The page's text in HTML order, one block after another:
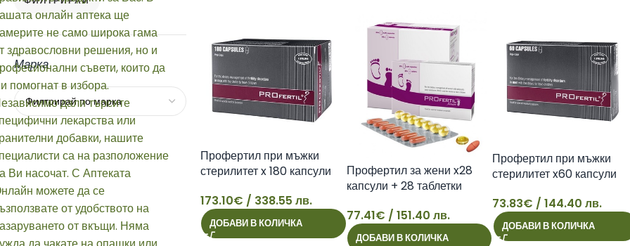
Марка
Профертил при мъжки
стерилитет x 180 капсули
173.10€ / 338.55 лв.
ДОБАВИ В КОЛИЧКА
Профертил за жени x28
капсули + 28 таблетки
77.41€ / 151.40 лв.
ДОБАВИ В КОЛИЧКА
Профертил при мъжки
стерилитет x60 капсули
73.83€ / 144.40 лв.
ДОБАВИ В КОЛИЧКА